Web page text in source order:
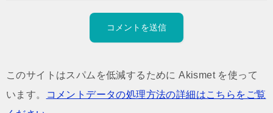
このサイトはスパムを低減するために Akismet を使って
います。
コメントデータの処理方法の詳細はこちらをご覧